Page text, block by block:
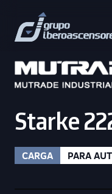
Starke
CARGA PARA